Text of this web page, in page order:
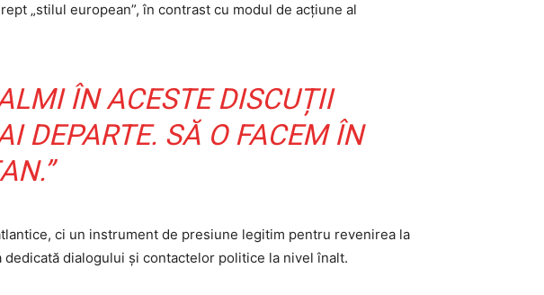
„stilul european”, în contrast cu modul de acțiune al
ÎN ACESTE DISCUȚII
DEPARTE. SĂ O FACEM ÎN
ci un instrument de presiune legitim pentru revenirea la
dialogului și contactelor politice la nivel înalt.